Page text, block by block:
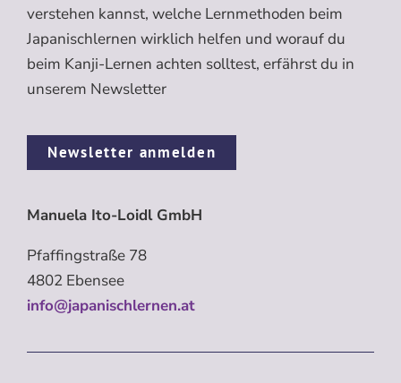
verstehen kannst, welche Lernmethoden beim
Japanischlernen wirklich helfen und worauf du
beim Kanji-Lernen achten solltest, erfährst du in
unserem Newsletter
Newsletter anmelden
Manuela Ito-Loidl GmbH
Pfaffingstraße 78
4802 Ebensee
info@japanischlernen.at